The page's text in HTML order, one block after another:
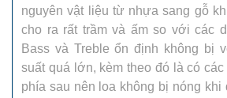
nguyên vật liệu từ nhựa sang gỗ
cho ra rất trầm và ấm so với các
Bass và Treble ổn định không bị
suất quá lớn, kèm theo đó là có
phía sau nên loa không bị nóng khi